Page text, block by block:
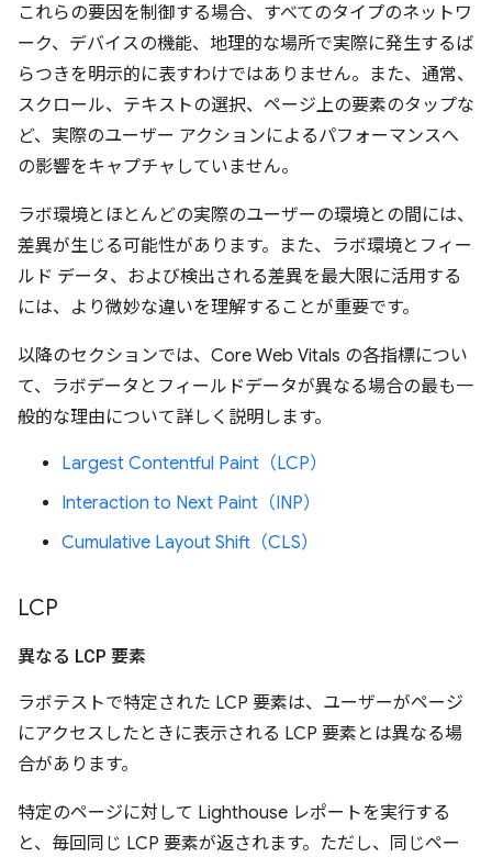
これらの要因を制御する場合、すべてのタイプのネットワ
ーク、デバイスの機能、地理的な場所で実際に発生するば
らつきを明示的に表すわけではありません。また、通常、
スクロール、テキストの選択、ページ上の要素のタップな
ど、実際のユーザー アクションによるパフォーマンスへ
の影響をキャプチャしていません。
ラボ環境とほとんどの実際のユーザーの環境との間には、
差異が生じる可能性があります。また、ラボ環境とフィー
ルド データ、および検出される差異を最大限に活用する
には、より微妙な違いを理解することが重要です。
以降のセクションでは、Core Web Vitals の各指標につい
て、ラボデータとフィールドデータが異なる場合の最も一
般的な理由について詳しく説明します。
Largest Contentful Paint（LCP）
Interaction to Next Paint（INP）
Cumulative Layout Shift（CLS）
LCP
異なる LCP 要素
ラボテストで特定された LCP 要素は、ユーザーがページ
にアクセスしたときに表示される LCP 要素とは異なる場
合があります。
特定のページに対して Lighthouse レポートを実行する
と、毎回同じ LCP 要素が返されます。ただし、同じペー